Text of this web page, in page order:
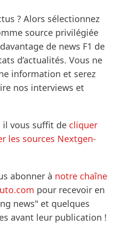
? Alors sélectionnez
source privilégiée
de news F1 de
d’actualités. Vous ne
information et serez
nos interviews et
il vous suffit de cliquer
les sources Nextgen-
abonner à notre chaîne
pour recevoir en
news" et quelques
avant leur publication !